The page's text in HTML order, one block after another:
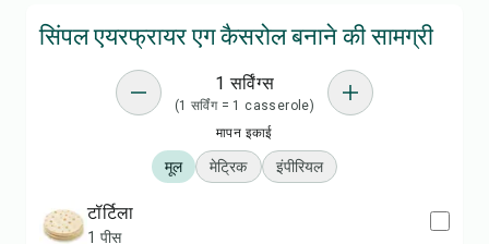
सिंपल एयरफ्रायर एग कैसरोल बनाने की सामग्री
1 सर्विंग्स
(1 सर्विंग = 1 casserole)
मापन इकाई
मूल मेट्रिक इंपीरियल
टॉर्टिला
1 पीस